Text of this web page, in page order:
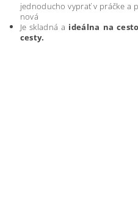
jednoducho vyprať v práčke a
nová
Je skladná a ideálna na
cesty.